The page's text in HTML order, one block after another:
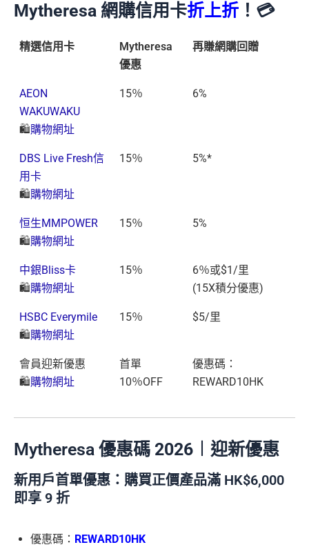
Mytheresa 網購信用卡折上折 ！💳
精選信用卡
Mytheresa
優惠
再賺網購回贈
AEON
WAKUWAKU
🛍️購物網址
15％ 6%
DBS Live Fresh信
用卡
🛍️購物網址
15％ 5%*
恒生MMPOWER
🛍️購物網址
15％ 5%
中銀Bliss卡
🛍️購物網址
15％
6％或$1/里
(15X積分優惠)
HSBC Everymile
🛍️購物網址
15％ $5/里
會員迎新優惠
🛍️購物網址
首單
10％OFF
優惠碼：
REWARD10HK
Mytheresa 優惠碼 2026 ︱迎新優惠
新用戶首單優惠：購買正價產品滿 HK$6,000
即享 9 折
優惠碼： REWARD10HK